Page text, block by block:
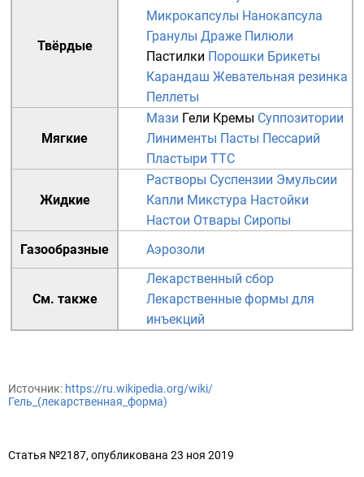
Твёрдые
Микрокапсулы Нанокапсула
Гранулы Драже Пилюли
Пастилки Порошки Брикеты
Карандаш Жевательная резинка
Пеллеты
Мягкие
Мази Гели Кремы Суппозитории
Линименты Пасты Пессарий
Пластыри TTC
Жидкие
Растворы Суспензии Эмульсии
Капли Микстура Настойки
Настои Отвары Сиропы
Газообразные
Аэрозоли
См. также
Лекарственный сбор
Лекарственные формы для
инъекций
Источник: https://ru.wikipedia.org/wiki/
Гель_(лекарственная_форма)
Статья №2187, опубликована 23 ноя 2019